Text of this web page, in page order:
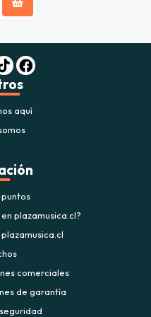
aquí
plazamusica.cl?
comerciales
de garantía